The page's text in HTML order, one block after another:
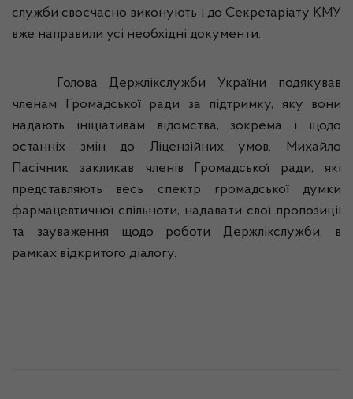
служби своєчасно виконують і до Секретаріату КМУ
вже направили усі необхідні документи.
ГоловаДержлікслужби України подякував
членам Громадської ради за підтримку, яку вони
надають ініціативам відомства, зокрема і щодо
останніх змін до Ліцензійних умов. Михайло
Пасічник закликав членів Громадської ради, які
представляють весь спектр громадської думки
фармацевтичної спільноти, надавати свої пропозиції
та зауваження щодо роботиДержлікслужби, в
рамках відкритого діалогу.